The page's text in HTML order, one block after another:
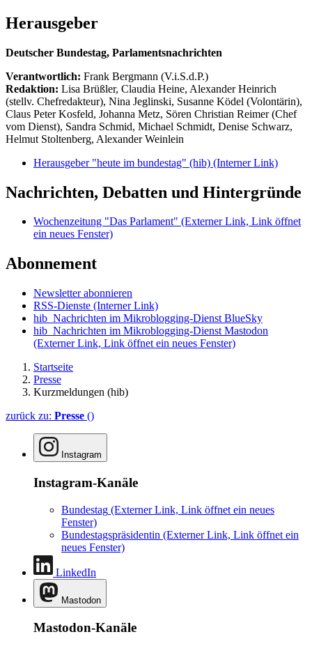
Herausgeber
Deutscher Bundestag, Parlamentsnachrichten
Verantwortlich: Frank Bergmann (V.i.S.d.P.)
Redaktion: Lisa Brüßler, Claudia Heine, Alexander Heinrich
(stellv. Chefredakteur), Nina Jeglinski, Susanne Ködel (Volontärin),
Claus Peter Kosfeld, Johanna Metz, Sören Christian Reimer (Chef
vom Dienst), Sandra Schmid, Michael Schmidt, Denise Schwarz,
Helmut Stoltenberg, Alexander Weinlein
Herausgeber "heute im bundestag" (hib) (Interner Link)
Nachrichten, Debatten und Hintergründe
Wochenzeitung "Das Parlament" (Externer Link, Link öffnet
ein neues Fenster)
Abonnement
Newsletter abonnieren
RSS-Dienste (Interner Link)
hib_Nachrichten im Mikroblogging-Dienst BlueSky
hib_Nachrichten im Mikroblogging-Dienst Mastodon
(Externer Link, Link öffnet ein neues Fenster)
Startseite
Presse
Kurzmeldungen (hib)
zurück zu: Presse ()
Instagram
Instagram-Kanäle
Bundestag (Externer Link, Link öffnet ein neues
Fenster)
Bundestagspräsidentin (Externer Link, Link öffnet ein
neues Fenster)
LinkedIn
Mastodon
Mastodon-Kanäle